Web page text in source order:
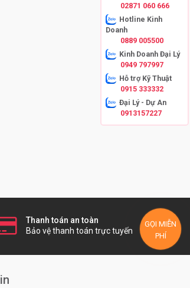
02871 060 666
Hotline Kinh
Doanh
0889 005500
Kinh Doanh Đại Lý
0949 797997
Hỗ trợ Kỹ Thuật
0915 333332
Đại Lý - Dự An
0913157227
Thanh toán an toàn
Bảo vệ thanh toán trực tuyến
GỌI MIỄN
PHÍ